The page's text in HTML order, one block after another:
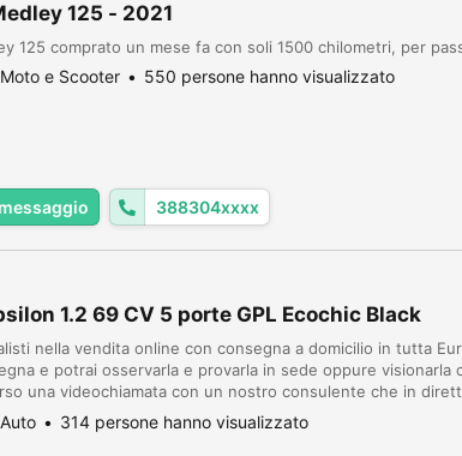
125 - 2021
125 comprato un mese fa con soli 1500 chilometri, per
Moto e Scooter 550 persone hanno visualizzato
388304xxxx
1.2 69 CV 5 porte GPL Ecochic Black
nella vendita online con consegna a domicilio in tutta
e potrai osservarla e provarla in sede oppure visionarla
una videochiamata con un nostro consulente che in
della vettura richiesta. SOLITO AUTO da oltre un
Auto 314 persone hanno visualizzato